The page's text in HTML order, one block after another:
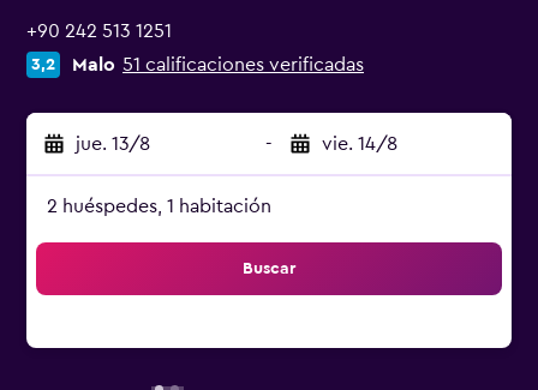
+90 242 513 1251
3,2 Malo 51 calificaciones verificadas
jue. 13/8 - vie. 14/8
2 huéspedes, 1 habitación
Buscar